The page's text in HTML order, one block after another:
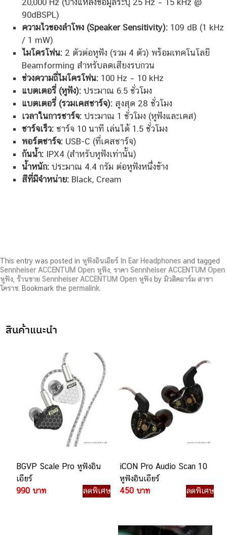
20,000 Hz (บางแหล่งข้อมูลระบุ 25 Hz – 15 kHz @
90dBSPL)
ความไวของลำโพง (Speaker Sensitivity):109 dB (1 kHz
/ 1 mW)
ไมโครโฟน:2 ตัวต่อหูฟัง (รวม 4 ตัว) พร้อมเทคโนโลยี
Beamforming สำหรับลดเสียงรบกวน
ช่วงความถี่ไมโครโฟน:100 Hz – 10 kHz
แบตเตอรี่ (หูฟัง):ประมาณ 6.5 ชั่วโมง
แบตเตอรี่ (รวมเคสชาร์จ):สูงสุด 28 ชั่วโมง
เวลาในการชาร์จ:ประมาณ 1 ชั่วโมง (หูฟังและเคส)
ชาร์จเร็ว:ชาร์จ 10 นาที เล่นได้ 1.5 ชั่วโมง
พอร์ตชาร์จ:USB-C (ที่เคสชาร์จ)
กันน้ำ:IPX4 (สำหรับหูฟังเท่านั้น)
น้ำหนัก:ประมาณ 4.4 กรัม ต่อหูฟังหนึ่งข้าง
สีที่มีจำหน่าย:Black, Cream
This entry was posted in หูฟังอินเอียร์ In Ear Headphones and tagged
Sennheiser ACCENTUM Open หูฟัง, ราคา Sennheiser ACCENTUM Open
หูฟัง, ร้านขาย Sennheiser ACCENTUM Open หูฟัง by มิวสิคอาร์ม สาขา
โคราช. Bookmark the permalink.
สินค้าแนะนำ
BGVP Scale Pro หูฟังอิน
เอียร์
990 บาท
ลดพิเศษ
iCON Pro Audio Scan 10
หูฟังอินเอียร์
450 บาท
ลดพิเศษ